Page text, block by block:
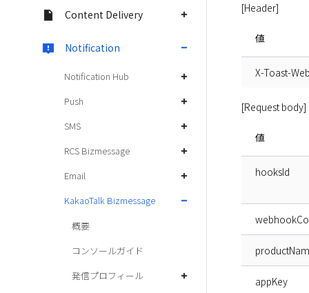
Content Delivery
Notification
Notification Hub
Push
SMS
RCS Bizmessage
Email
KakaoTalk Bizmessage
概要
コンソールガイド
発信プロフィール
[Header]
値
X-Toast-
[Request body]
値
hooksId
appKey